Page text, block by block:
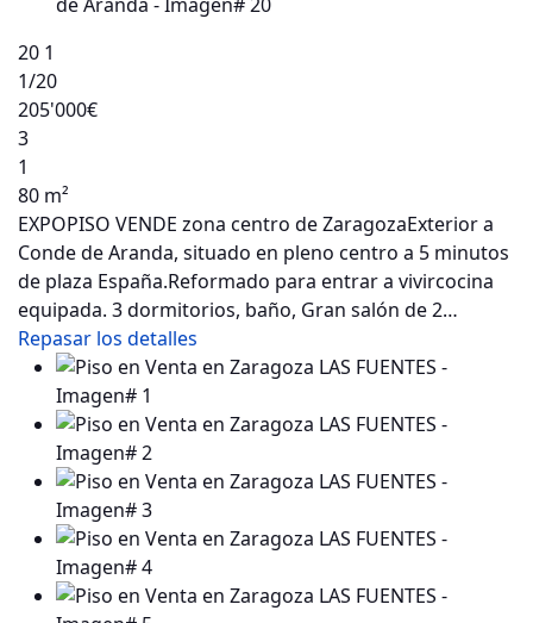
20 1
1/20
205'000€
3
1
80 m²
EXPOPISO VENDE zona centro de ZaragozaExterior a
Conde de Aranda, situado en pleno centro a 5 minutos
de plaza España.Reformado para entrar a vivircocina
equipada. 3 dormitorios, baño, Gran salón de 2…
Repasar los detalles